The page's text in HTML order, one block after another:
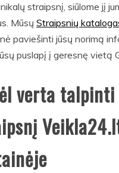
straipsnį, siūlome jį
Mūsų Straipsnių
paviešinti jūsų norimą
puslapį į geresnę vietą
verta talpinti